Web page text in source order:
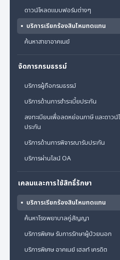
ดาวน์โหลดแบบฟอร์มต่างๆ
บริการเรียกร้องสินไหมทดแทน
ค้นหาสาขาอาคเนย์
จัดการกรมธรรม์
บริการผู้ถือกรมธรรม์
บริการด้านการชำระเบี้ยประกัน
ลงทะเบียนเพื่อลดหย่อนภาษี และดาวน์
ประกัน
บริการด้านการพิจารณารับประกัน
บริการผ่านไลน์ OA
เคลมและการใช้สิทธิ์รักษา
บริการเรียกร้องสินไหมทดแทน
ค้นหาโรงพยาบาลคู่สัญญา
บริการพิเศษ รับการรักษาผู้ป่วยนอก
บริการพิเศษ อาคเนย์ เฮลท์ เครดิต